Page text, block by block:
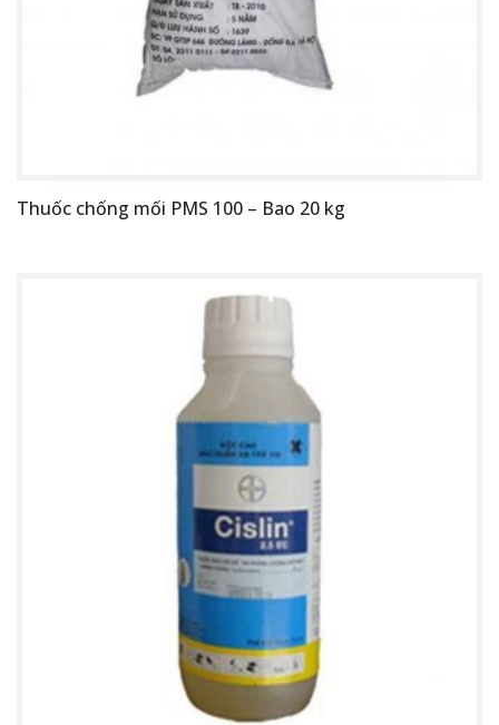
Thuốc chống mối PMS 100 – Bao 20 kg